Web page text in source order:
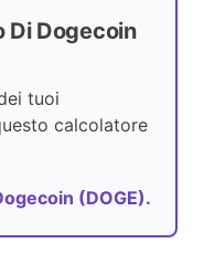
Di Dogecoin
tuoi
calcolatore
(DOGE).